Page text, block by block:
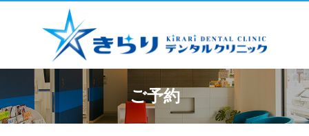
ご予約